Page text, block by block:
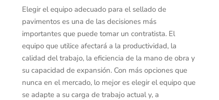
Elegir el equipo adecuado para el sellado de
pavimentos es una de las decisiones más
importantes que puede tomar un contratista. El
equipo que utilice afectará a la productividad, la
calidad del trabajo, la eficiencia de la mano de obra y
su capacidad de expansión. Con más opciones que
nunca en el mercado, lo mejor es elegir el equipo que
se adapte a su carga de trabajo actual y, a